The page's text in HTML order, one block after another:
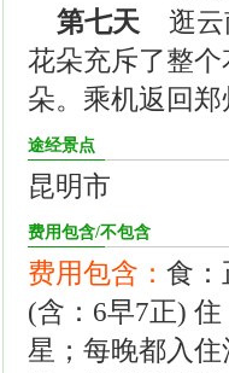
第七天 逛云
花朵充斥了整
朵。乘机返回郑
途经景点
昆明市
费用包含/不包含
费用包含： 食：
(含：6早7正)
星；每晚都入